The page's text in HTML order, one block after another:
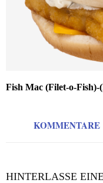
Fish Mac (Filet-o-Fish)-
KOMMENTARE
HINTERLASSE